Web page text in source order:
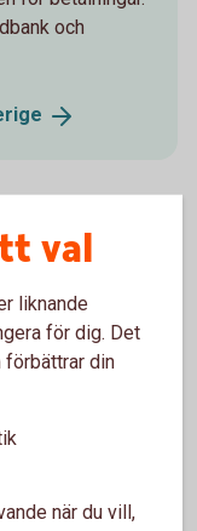
och
val
liknande
för dig. Det
förbättrar din
när du vill,